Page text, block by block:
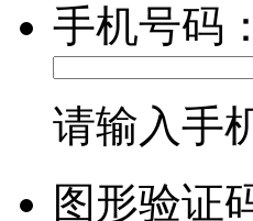
手机号码：
请输入手
图形验证